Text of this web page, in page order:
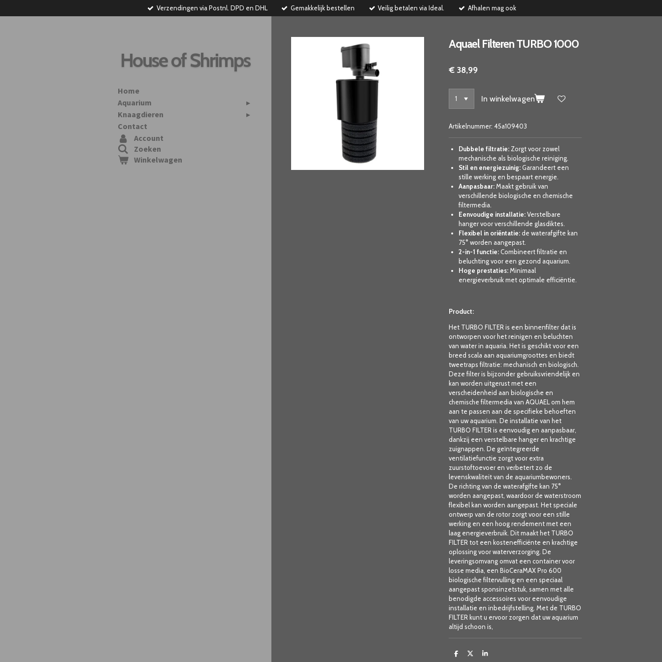
direct
Verzendingen via Postnl. DPD en DHL Gemakkelijk bestellen Veilig betalen via Ideal. Afhalen mag ook
Aquael Filteren TURBO 1000
€ 38,99
In winkelwagen
Artikelnummer: 45a109403
Dubbele filtratie: Zorgt voor zowel
mechanische als biologische reiniging.
Stil en energiezuinig: Garandeert een
stille werking en bespaart energie.
Aanpasbaar:Maakt gebruik van
verschillende biologische en chemische
filtermedia.
Eenvoudige installatie:Verstelbare
hanger voor verschillende glasdiktes.
Flexibel in oriëntatie:de waterafgifte kan
75° worden aangepast.
2-in-1 functie: Combineert filtratie en
beluchting voor een gezond aquarium.
Hoge prestaties:Minimaal
energieverbruik met optimale efficiëntie.
Product:
Het TURBO FILTER is een binnenfilter dat is
ontworpen voor het reinigen en beluchten
van water in aquaria. Het is geschikt voor een
breed scala aan aquariumgroottes en biedt
tweetraps filtratie: mechanisch en biologisch.
Deze filter is bijzonder gebruiksvriendelijk en
kan worden uitgerust met een
verscheidenheid aan biologische en
chemische filtermedia van AQUAEL om hem
aan te passen aan de specifieke behoeften
van uw aquarium. De installatie van het
TURBO FILTER is eenvoudig en aanpasbaar,
dankzij een verstelbare hanger en krachtige
zuignappen. De geïntegreerde
ventilatiefunctie zorgt voor extra
zuurstoftoevoer en verbetert zo de
levenskwaliteit van de aquariumbewoners.
De richting van de waterafgifte kan 75°
worden aangepast, waardoor de waterstroom
flexibel kan worden aangepast. Het speciale
ontwerp van de rotor zorgt voor een stille
werking en een hoog rendement met een
laag energieverbruik. Dit maakt het TURBO
FILTER tot een kostenefficiënte en krachtige
oplossing voor waterverzorging. De
leveringsomvang omvat een container voor
losse media, een BioCeraMAX Pro 600
biologische filtervulling en een speciaal
aangepast sponsinzetstuk, samen met alle
benodigde accessoires voor eenvoudige
installatie en inbedrijfstelling. Met de TURBO
FILTER kunt u ervoor zorgen dat uw aquarium
altijd schoon is,
D
D
S
House of Shrimps
Home
Aquarium
Knaagdieren
Contact
Account
Zoeken
Winkelwagen